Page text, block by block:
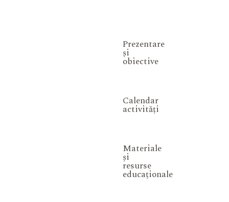
Prezentare
și
obiective
Calendar
activități
Materiale
și
resurse
educaționale